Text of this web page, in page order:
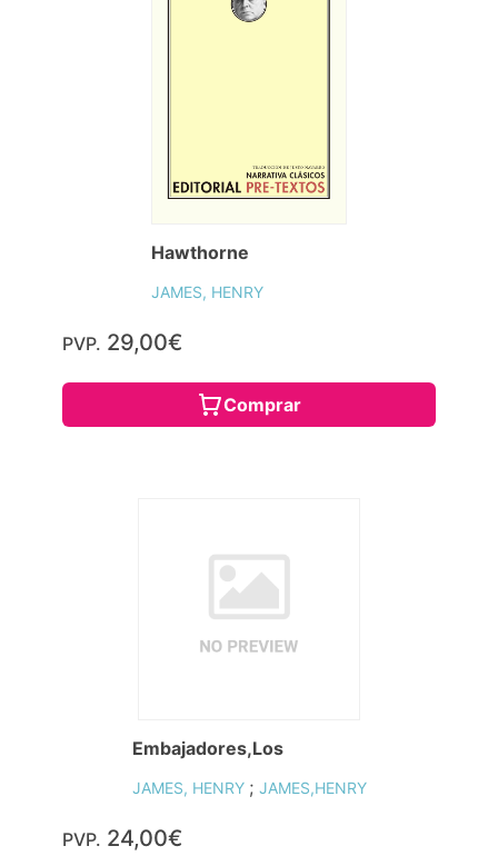
Hawthorne
JAMES, HENRY
PVP. 29,00€
Comprar
Embajadores,Los
JAMES, HENRY ; JAMES,HENRY
PVP. 24,00€